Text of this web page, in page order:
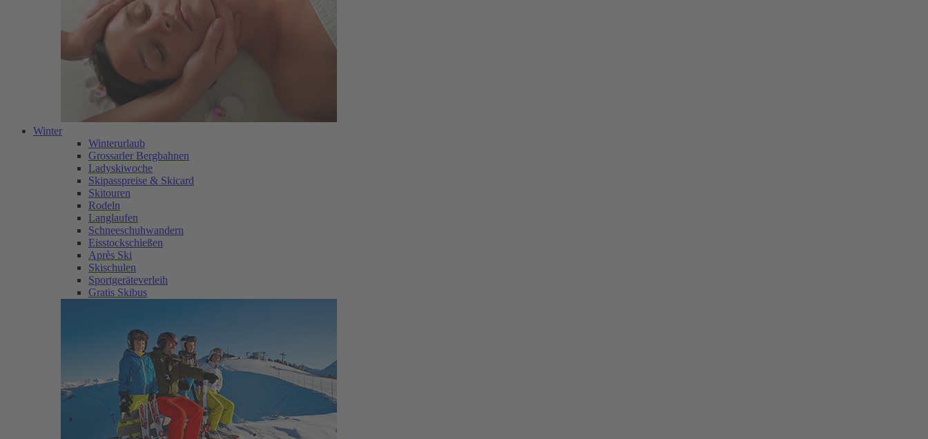
Winter
Winterurlaub
Grossarler Bergbahnen
Ladyskiwoche
Skipasspreise & Skicard
Skitouren
Rodeln
Langlaufen
Schneeschuhwandern
Eisstockschießen
Après Ski
Skischulen
Sportgeräteverleih
Gratis Skibus